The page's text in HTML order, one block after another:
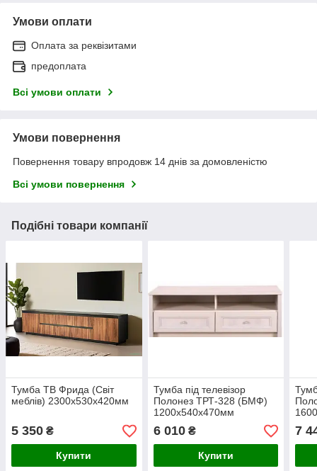
Умови оплати
Оплата за реквізитами
предоплата
Всі умови оплати
Умови повернення
Повернення товару впродовж 14 днів за домовленістю
Всі умови повернення
Подібні товари компанії
Тумба ТВ Фрида (Світ
меблів) 2300х530х420мм
5 350 ₴
Купити
Тумба під телевізор
Полонез ТРТ-328 (БМФ)
1200х540х470мм
6 010₴
Купити
7